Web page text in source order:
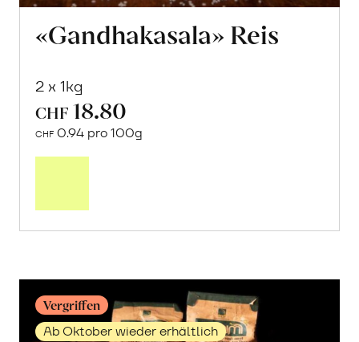
«Gandhakasala» Reis
2 x 1kg
CHF 18.80
CHF 0.94 pro 100g
erfahren
Vergriffen
Ab Oktober wieder erhältlich